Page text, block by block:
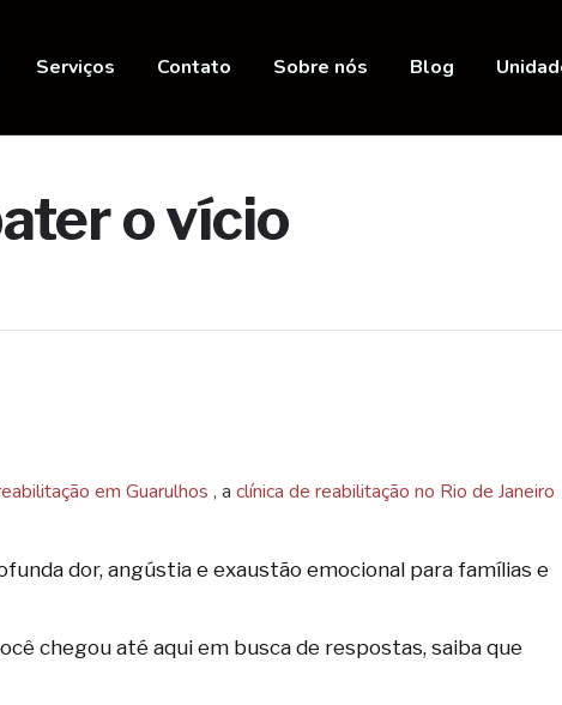
Serviços Contato Sobre nós Blog
o vício
em Guarulhos , a clínica de reabilitação no Rio de Janeiro
dor, angústia e exaustão emocional para famílias e
chegou até aqui em busca de respostas, saiba que